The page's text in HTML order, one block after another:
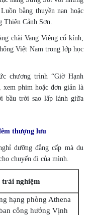
bằng thuyền nan hoặc
Cảnh Sơn.
chài Vang Viêng cổ kính,
Việt Nam trong lớp học
chương trình “Giờ Hạnh
xem phim hoặc đơn giản là
bầu trời sao lấp lánh giữa
thượng lưu
dưỡng đẳng cấp mà du
chuyến đi của mình.
trải nghiệm
hạng phòng Athena
công hướng Vịnh